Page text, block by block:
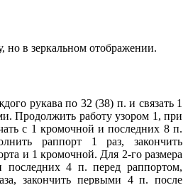
но в зеркальном отображении.
рукава по 32 (38) п. и связать 1
Продолжить работу узором 1, при
с 1 кромочной и последних 8 п.
раппорт 1 раз, закончить
и 1 кромочной. Для 2-го размера
последних 4 п. перед раппортом,
закончить первыми 4 п. после